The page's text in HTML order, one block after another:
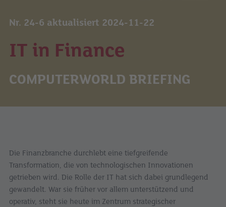
Nr. 24-6 aktualisiert 2024-11-22
IT in Finance
COMPUTERWORLD BRIEFING
Die Finanzbranche durchlebt eine tiefgreifende
Transformation, die von technologischen Innovationen
getrieben wird. Die Rolle der IT hat sich dabei grundlegend
gewandelt. War sie früher vor allem unterstützend und
operativ, steht sie heute im Zentrum strategischer